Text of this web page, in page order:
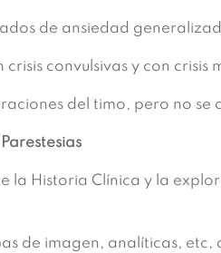
de ansiedad
crisis convulsivas y con
del timo, pero no se
la Historia Clínica y la
de imagen, analíticas,